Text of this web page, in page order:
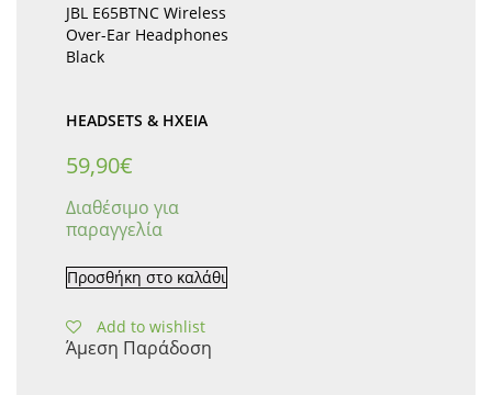
JBL E65BTNC Wireless
Over-Ear Headphones
Black
HEADSETS & ΗΧΕΊΑ
59,90€
Διαθέσιμο για
παραγγελία
Προσθήκη στο καλάθι
Add to wishlist
Άμεση Παράδοση